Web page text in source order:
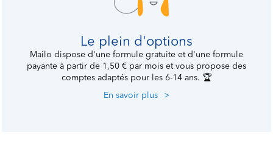
Le plein d'options
Mailo dispose d'une formule gratuite et d'une formule
payante à partir de 1,50 € par mois et vous propose des
comptes adaptés pour les 6-14 ans. 🏆
En savoir plus >